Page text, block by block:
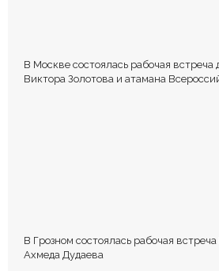
В Москве состоялась рабочая встреча
Виктора Золотова и атамана
В Грозном состоялась рабочая
Ахмеда Дудаева